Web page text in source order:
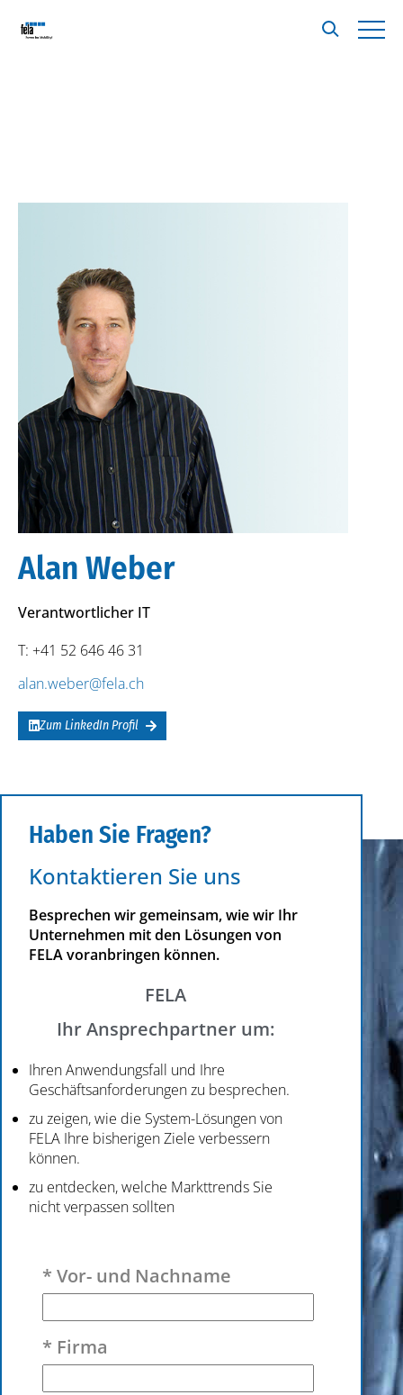
Alan Weber
Verantwortlicher IT
T: +41 52 646 46 31
alan.weber@fela.ch
Zum LinkedIn Profil
Haben Sie Fragen?
Kontaktieren Sie uns
Besprechen wir gemeinsam, wie wir Ihr
Unternehmen mit den Lösungen von
FELA voranbringen können.
FELA
Ihr Ansprechpartner um:
Ihren Anwendungsfall und Ihre
Geschäftsanforderungen zu besprechen.
zu zeigen, wie die System-Lösungen von
FELA Ihre bisherigen Ziele verbessern
können.
zu entdecken, welche Markttrends Sie
nicht verpassen sollten
* Vor- und Nachname
* Firma